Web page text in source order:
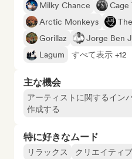
Milky Chance
Cage
Arctic Monkeys
Gorillaz
Jorge Ben
Lagum
すべて表示 +12
主な機会
アーティストに関するイン
作成する
特に好きなムード
リラックス クリエイティブ